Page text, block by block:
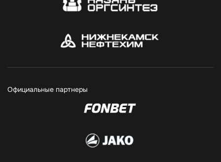
Официальные партнеры